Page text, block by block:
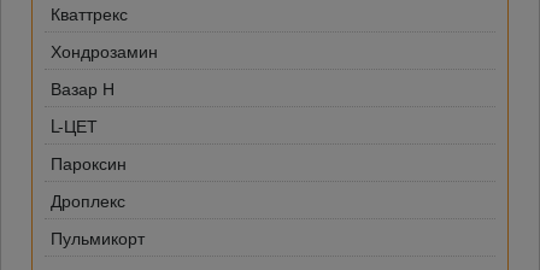
Кваттрекс
Хондрозамин
Вазар Н
L-ЦЕТ
Пароксин
Дроплекс
Пульмикорт